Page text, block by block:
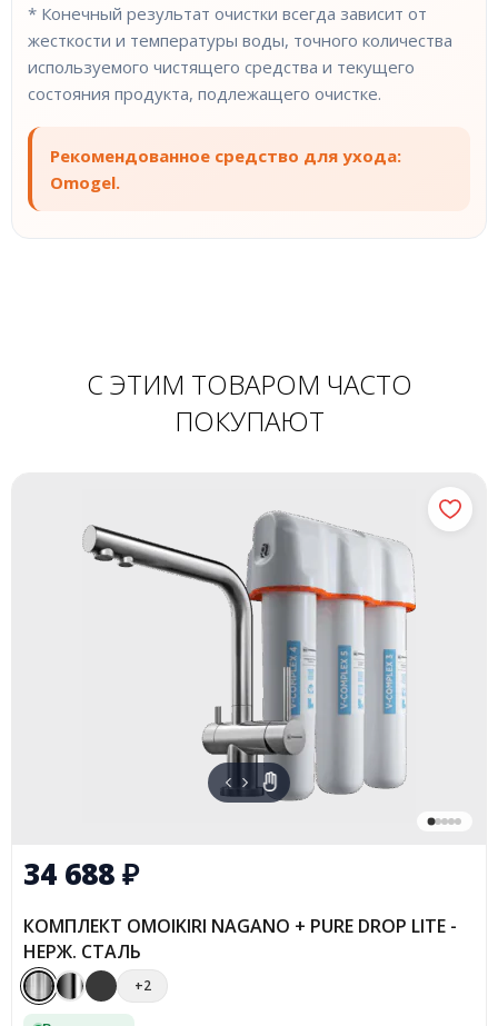
* Конечный результат очистки всегда зависит от
жесткости и температуры воды, точного количества
используемого чистящего средства и текущего
состояния продукта, подлежащего очистке.
Рекомендованное средство для ухода:
Omogel.
С ЭТИМ ТОВАРОМ ЧАСТО
ПОКУПАЮТ
34 688₽
КОМПЛЕКТ OMOIKIRI NAGANO + PURE DROP LITE -
НЕРЖ. СТАЛЬ
+2